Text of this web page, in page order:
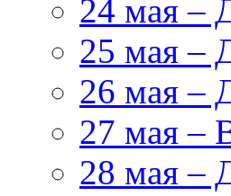
24 мая –
25 мая –
26 мая –
27 мая –
28 мая –